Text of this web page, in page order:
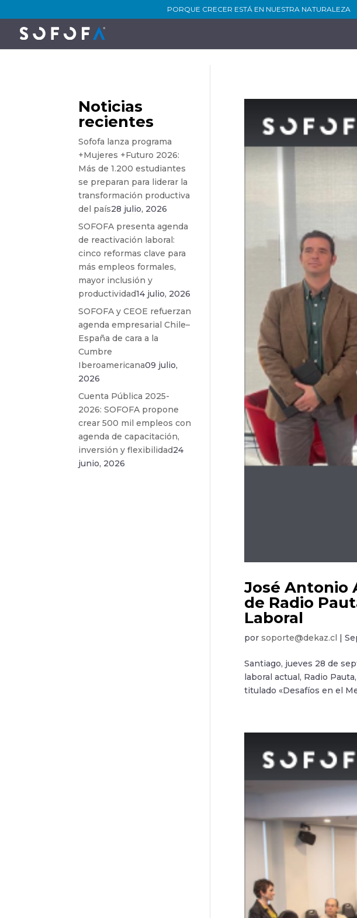
PORQUE CRECER ESTÁ EN NUESTRA NATURALEZA
José Antonio
de Radio
Laboral
por soporte@dekaz.cl |
Santiago, jueves 28 de
laboral actual, Radio
titulado «Desafíos en el
Noticias
recientes
Sofofa lanza programa
+Mujeres +Futuro 2026:
Más de 1.200 estudiantes
se preparan para liderar la
transformación productiva
del país28 julio, 2026
SOFOFA presenta agenda
de reactivación laboral:
cinco reformas clave para
más empleos formales,
mayor inclusión y
productividad14 julio, 2026
SOFOFA y CEOE refuerzan
agenda empresarial Chile–
España de cara a la
Cumbre
Iberoamericana09 julio,
2026
Cuenta Pública 2025-
2026: SOFOFA propone
crear 500 mil empleos con
agenda de capacitación,
inversión y flexibilidad24
junio, 2026